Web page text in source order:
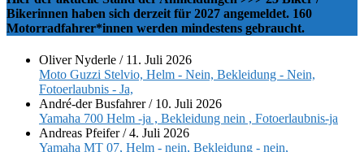
Bikerinnen haben sich derzeit für 2027 angemeldet. 160
Motorradfahrer*innen werden mindestens gebraucht.
Oliver Nyderle / 11. Juli 2026
Moto Guzzi Stelvio, Helm - Nein, Bekleidung - Nein,
Fotoerlaubnis - Ja,
André-der Busfahrer/ 10. Juli 2026
Yamaha 700 Helm -ja , Bekleidung nein , Fotoerlaubnis-ja
Andreas Pfeifer/4. Juli 2026
Yamaha MT 07, Helm - nein, Bekleidung - nein,